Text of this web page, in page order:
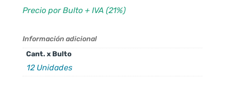
Precio por Bulto + IVA (21%)
Información adicional
Cant. x Bulto
12 Unidades